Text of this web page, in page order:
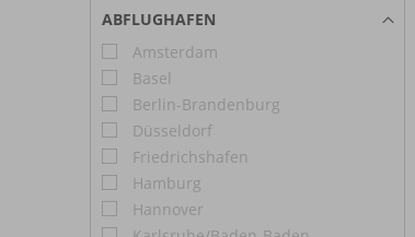
ABFLUGHAFEN
Amsterdam
Basel
Berlin-Brandenburg
Düsseldorf
Friedrichshafen
Hamburg
Hannover